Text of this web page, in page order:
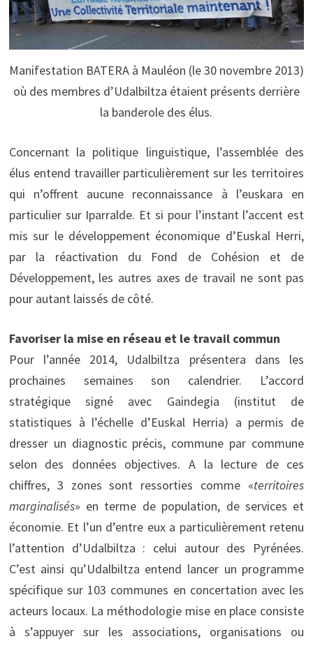
Manifestation BATERA à Mauléon (le 30 novembre 2013)
où des membres d’Udalbiltza étaient présents derrière
la banderole des élus.
Concernant la politique linguistique, l’assemblée des
élus entend travailler particulièrement sur les territoires
qui n’offrent aucune reconnaissance à l’euskara en
particulier sur Iparralde. Et si pour l’instant l’accent est
mis sur le développement économique d’Euskal Herri,
par la réactivation du Fond de Cohésion et de
Développement, les autres axes de travail ne sont pas
pour autant laissés de côté.
Favoriser la mise en réseau et le travail commun
Pour l’année 2014, Udalbiltza présentera dans les
prochaines semaines son calendrier. L’accord
stratégique signé avec Gaindegia (institut de
statistiques à l’échelle d’Euskal Herria) a permis de
dresser un diagnostic précis, commune par commune
selon des données objectives. A la lecture de ces
chiffres, 3 zones sont ressorties comme «territoires
marginalisés» en terme de population, de services et
économie. Et l’un d’entre eux a particulièrement retenu
l’attention d’Udalbiltza : celui autour des Pyrénées.
C’est ainsi qu’Udalbiltza entend lancer un programme
spécifique sur 103 communes en concertation avec les
acteurs locaux. La méthodologie mise en place consiste
à s’appuyer sur les associations, organisations ou